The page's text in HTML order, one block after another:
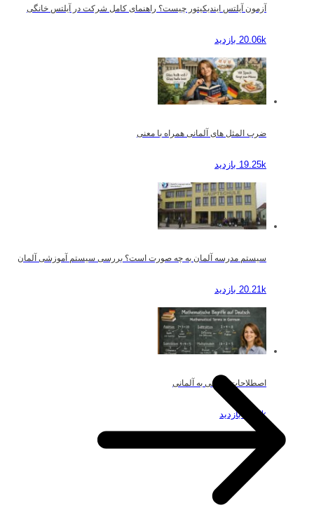
آزمون آیلتس ایندیکیتور چیست؟ راهنمای کامل شرکت در آیلتس خانگی
20.06k بازدید
ضرب المثل های آلمانی همراه با معنی
19.25k بازدید
سیستم مدرسه آلمان به چه صورت است؟ بررسی سیستم آموزشی آلمان
20.21k بازدید
اصطلاحات ریاضی به آلمانی
19.5k بازدید